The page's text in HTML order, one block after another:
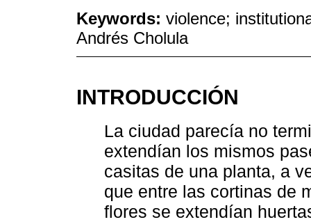
Keywords: violence;
Andrés Cholula
INTRODUCCIÓN
La ciudad parecía no
extendían los mismos
casitas de una planta, a
que entre las cortinas de
flores se extendían